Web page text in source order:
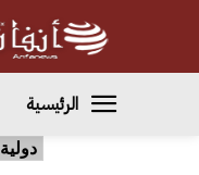
الرئيسية
دولية